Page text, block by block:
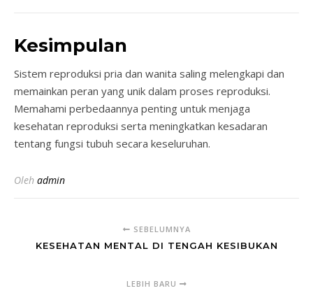
Kesimpulan
Sistem reproduksi pria dan wanita saling melengkapi dan
memainkan peran yang unik dalam proses reproduksi.
Memahami perbedaannya penting untuk menjaga
kesehatan reproduksi serta meningkatkan kesadaran
tentang fungsi tubuh secara keseluruhan.
Oleh admin
SEBELUMNYA
KESEHATAN MENTAL DI TENGAH KESIBUKAN
LEBIH BARU